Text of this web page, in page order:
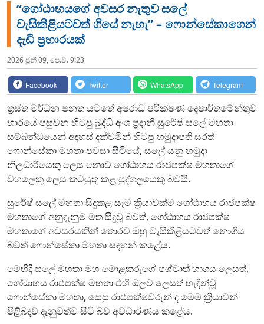
“ගෝඨාභයගේ අවසර නැතුව සලේ
වැසිකිළියටවත් ගියේ නැහැ” – ෆොන්සේකාගෙන්
දැඩි ප්‍රහාරයක්
2026 ජූනි 09, පෙ.ව. 9:23
Facebook Twitter WhatsApp Telegram
ත්‍රස්ත මර්ධන පනත යටතේ අපරාධ පරීක්ෂණ දෙපාර්තමේන්තුව
භාරයේ පසුවන හිටපු බුද්ධි අංශ ප්‍රදානී සුරේෂ් සලේ මහතා
සම්බන්ධයෙන් අදහස් දක්වමින් හිටපු හමුදාපති සරත්
ෆොන්සේකා මහතා පවසා සිටියේ, සලේ යනු හමුදා
නිලධාරියෙකු ලෙස නොව ගෝඨාභය රාජපක්ෂ මහතාගේ
වහලෙකු ලෙස කටයුතු කළ පුද්ගලයෙකු බවයි.
සුරේෂ් සලේ මහතා සිදුකළ සෑම ක්‍රියාවක්ම ගෝඨාභය රාජපක්ෂ
මහතාගේ අනුදැනුම මත සිදුවූ බවත්, ගෝඨාභය රාජපක්ෂ
මහතාගේ අවසරයකින් තොරව ඔහු වැසිකිළියටවත් නොගිය
බවත් ෆොන්සේකා මහතා සඳහන් කළේය.
මෙහිදී සලේ මහතා මහ මොළකරුගේ පශ්චාත් භාගය ලෙසත්,
ගෝඨාභය රාජපක්ෂ මහතා එහි ඔලුව ලෙසත් හැඳින්වූ
ෆොන්සේකා මහතා, සෙසු රාජපක්ෂවරුන් ද මෙම ක්‍රියාවන්
පිළිබඳව දැනුවත්ව සිටි බව අවධාරණය කළේය.